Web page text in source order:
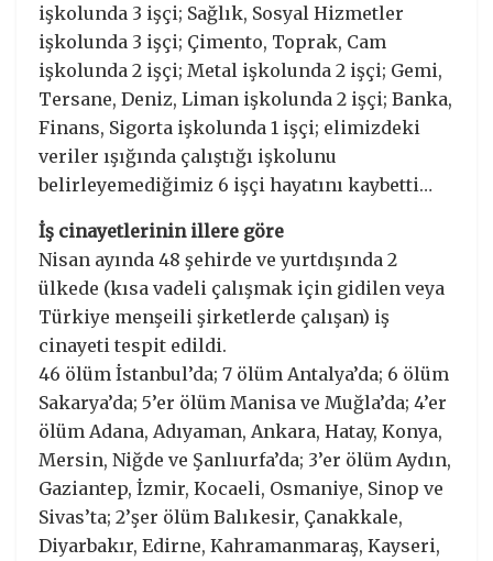
işkolunda 3 işçi; Sağlık, Sosyal Hizmetler
işkolunda 3 işçi; Çimento, Toprak, Cam
işkolunda 2 işçi; Metal işkolunda 2 işçi; Gemi,
Tersane, Deniz, Liman işkolunda 2 işçi; Banka,
Finans, Sigorta işkolunda 1 işçi; elimizdeki
veriler ışığında çalıştığı işkolunu
belirleyemediğimiz 6 işçi hayatını kaybetti…
İş cinayetlerinin illere göre
Nisan ayında 48 şehirde ve yurtdışında 2
ülkede (kısa vadeli çalışmak için gidilen veya
Türkiye menşeili şirketlerde çalışan) iş
cinayeti tespit edildi.
46 ölüm İstanbul’da; 7 ölüm Antalya’da; 6 ölüm
Sakarya’da; 5’er ölüm Manisa ve Muğla’da; 4’er
ölüm Adana, Adıyaman, Ankara, Hatay, Konya,
Mersin, Niğde ve Şanlıurfa’da; 3’er ölüm Aydın,
Gaziantep, İzmir, Kocaeli, Osmaniye, Sinop ve
Sivas’ta; 2’şer ölüm Balıkesir, Çanakkale,
Diyarbakır, Edirne, Kahramanmaraş, Kayseri,